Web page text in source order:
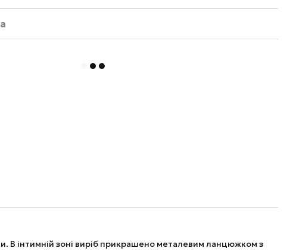
В інтимній зоні виріб прикрашено металевим ланцюжком з